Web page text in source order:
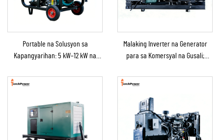
Portable na Solusyon sa
Kapangyarihan: 5 kW–12 kW na
Bahay/Tindahan/Konstruksyon/Backup
Malaking Inverter na Generator
para sa Komersyal na Gusali;
Generator para sa Benta